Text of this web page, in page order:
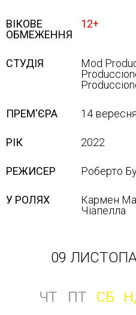
ВІКОВЕ
ОБМЕЖЕННЯ
12+
СТУДІЯ
Mod
ПРЕМ'ЄРА 14
РІК 2022
РЕЖИСЕР Роберто
У РОЛЯХ
Кармен
Чіапелла
09
ЧТ ПТ СБ